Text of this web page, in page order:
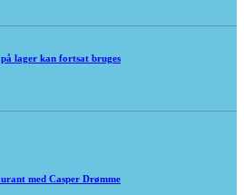
lager kan fortsat bruges
med Casper Drømme